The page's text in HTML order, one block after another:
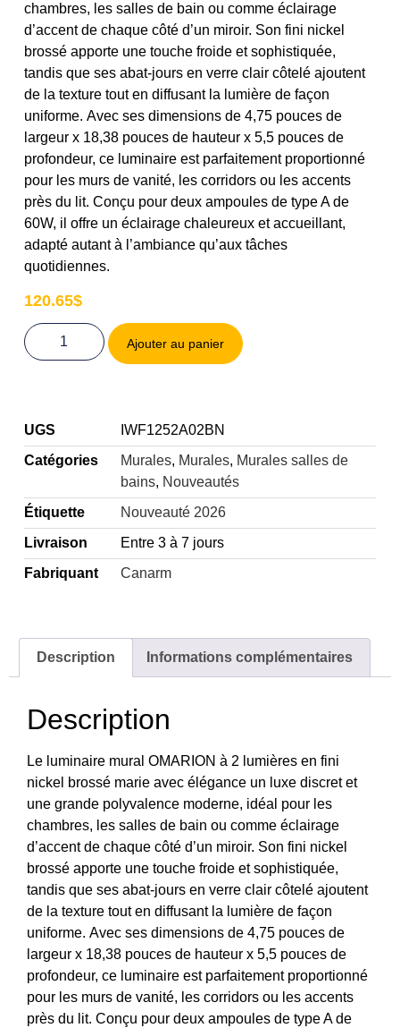
chambres, les salles de bain ou comme éclairage
d’accent de chaque côté d’un miroir. Son fini nickel
brossé apporte une touche froide et sophistiquée,
tandis que ses abat-jours en verre clair côtelé ajoutent
de la texture tout en diffusant la lumière de façon
uniforme. Avec ses dimensions de 4,75 pouces de
largeur x 18,38 pouces de hauteur x 5,5 pouces de
profondeur, ce luminaire est parfaitement proportionné
pour les murs de vanité, les corridors ou les accents
près du lit. Conçu pour deux ampoules de type A de
60W, il offre un éclairage chaleureux et accueillant,
adapté autant à l’ambiance qu’aux tâches
quotidiennes.
120.65$
Ajouter au panier
UGS
IWF1252A02BN
Catégories
Murales, Murales, Murales salles de
bains, Nouveautés
Étiquette
Nouveauté 2026
Livraison
Entre 3 à 7 jours
Fabriquant
Canarm
Description Informations complémentaires
Description
Le luminaire mural OMARION à 2 lumières en fini
nickel brossé marie avec élégance un luxe discret et
une grande polyvalence moderne, idéal pour les
chambres, les salles de bain ou comme éclairage
d’accent de chaque côté d’un miroir. Son fini nickel
brossé apporte une touche froide et sophistiquée,
tandis que ses abat-jours en verre clair côtelé ajoutent
de la texture tout en diffusant la lumière de façon
uniforme. Avec ses dimensions de 4,75 pouces de
largeur x 18,38 pouces de hauteur x 5,5 pouces de
profondeur, ce luminaire est parfaitement proportionné
pour les murs de vanité, les corridors ou les accents
près du lit. Conçu pour deux ampoules de type A de